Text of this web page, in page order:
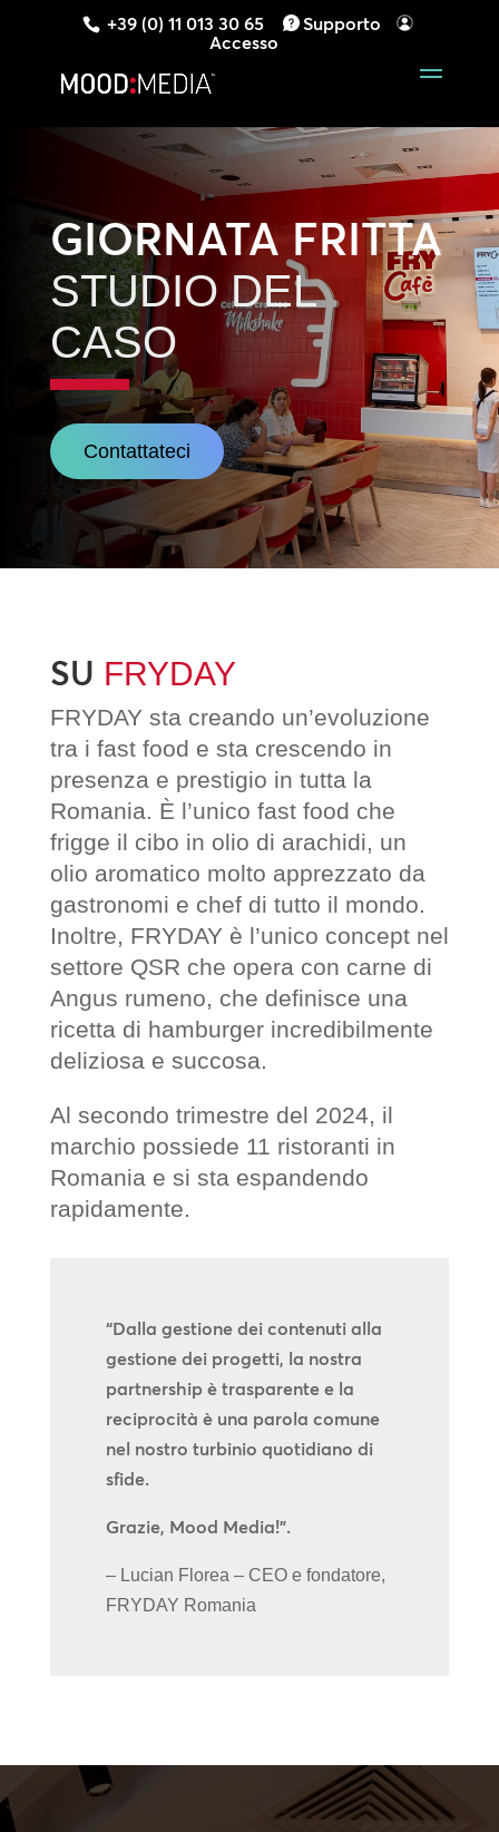
+39 (0) 11 013 30 65
Supporto
Accesso
GIORNATA FRITTA
STUDIO DEL
CASO
Contattateci
SU FRYDAY
FRYDAY sta creando un’evoluzione
tra i fast food e sta crescendo in
presenza e prestigio in tutta la
Romania. È l’unico fast food che
frigge il cibo in olio di arachidi, un
olio aromatico molto apprezzato da
gastronomi e chef di tutto il mondo.
Inoltre, FRYDAY è l’unico concept nel
settore QSR che opera con carne di
Angus rumeno, che definisce una
ricetta di hamburger incredibilmente
deliziosa e succosa.
Al secondo trimestre del 2024, il
marchio possiede 11 ristoranti in
Romania e si sta espandendo
rapidamente.
“Dalla gestione dei contenuti alla
gestione dei progetti, la nostra
partnership è trasparente e la
reciprocità è una parola comune
nel nostro turbinio quotidiano di
sfide.
Grazie, Mood Media!”.
– Lucian Florea – CEO e fondatore,
FRYDAY Romania